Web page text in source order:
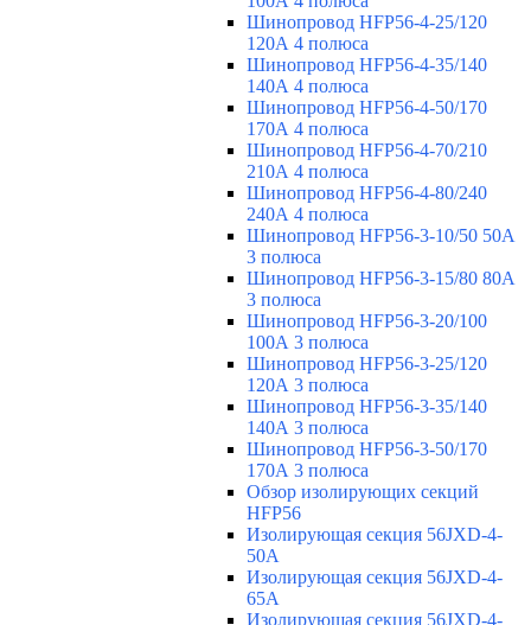
Шинопровод HFP56-4-25/120
120А 4 полюса
Шинопровод HFP56-4-35/140
140А 4 полюса
Шинопровод HFP56-4-50/170
170А 4 полюса
Шинопровод HFP56-4-70/210
210А 4 полюса
Шинопровод HFP56-4-80/240
240А 4 полюса
Шинопровод HFP56-3-10/50 50А
3 полюса
Шинопровод HFP56-3-15/80 80А
3 полюса
Шинопровод HFP56-3-20/100
100А 3 полюса
Шинопровод HFP56-3-25/120
120А 3 полюса
Шинопровод HFP56-3-35/140
140А 3 полюса
Шинопровод HFP56-3-50/170
170А 3 полюса
Обзор изолирующих секций
HFP56
Изолирующая секция 56JXD-4-
50A
Изолирующая секция 56JXD-4-
65A
Изолирующая секция 56JXD-4-